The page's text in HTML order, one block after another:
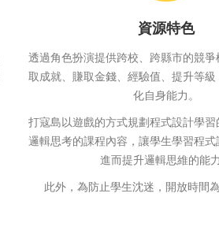
資源特色
透過角色扮演提供跨校、跨縣市的競
取成就、賺取金錢、經驗值、提升等
化自身能力。
打寇島以遊戲的方式規劃程式設計學
邏輯思考的課程內容，讓學生學習程式
進而提升邏輯思維的能力
此外，為防止學生沈迷，開放時間